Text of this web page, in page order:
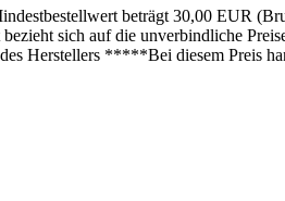
beträgt 30,00 EUR
sich auf die unverbindliche
Herstellers *****Bei diesem Preis